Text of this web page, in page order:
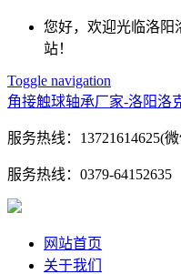
您好，欢迎光临洛阳
站！
Toggle navigation
角接触球轴承厂家-洛阳洛
服务热线： 13721614625(
服务热线： 0379-64152635
网站首页
关于我们